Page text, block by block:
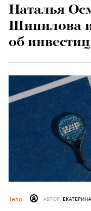
Наталья
Шипилова
об
Тело АВТОР